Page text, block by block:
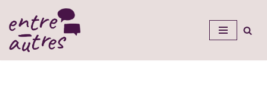
Aller
au
contenu